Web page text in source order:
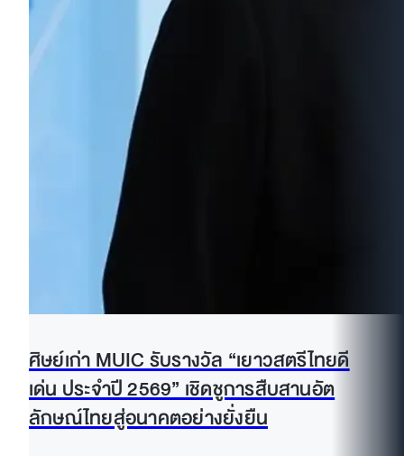
ศิษย์เก่า MUIC รับรางวัล “เยาวสตรีไทยดี
เด่น ประจำปี 2569” เชิดชูการสืบสานอัต
ลักษณ์ไทยสู่อนาคตอย่างยั่งยืน